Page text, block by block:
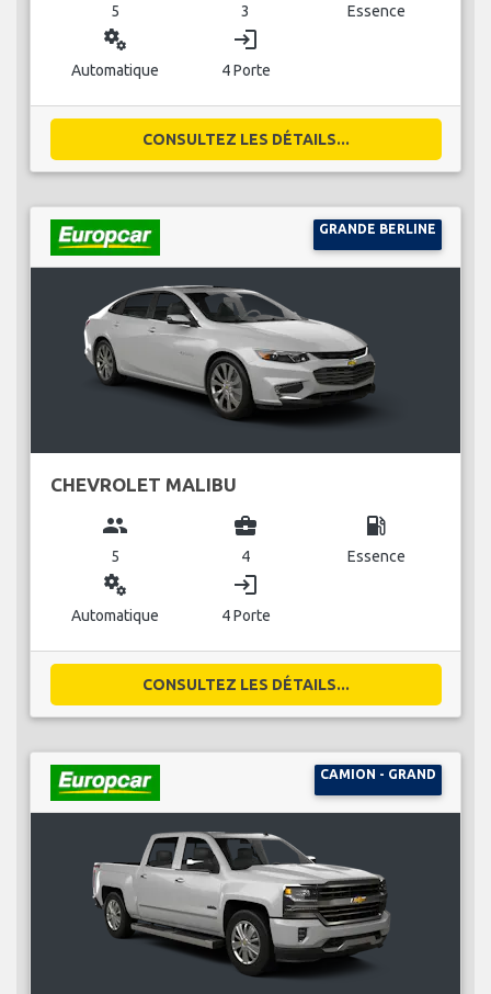
5 3 Essence
miscellaneous_services
Automatique
login
4 Porte
CONSULTEZ LES DÉTAILS...
GRANDE BERLINE
CHEVROLET MALIBU
group
5
business_center
4
local_gas_station
Essence
miscellaneous_services
Automatique
login
4 Porte
CONSULTEZ LES DÉTAILS...
CAMION - GRAND